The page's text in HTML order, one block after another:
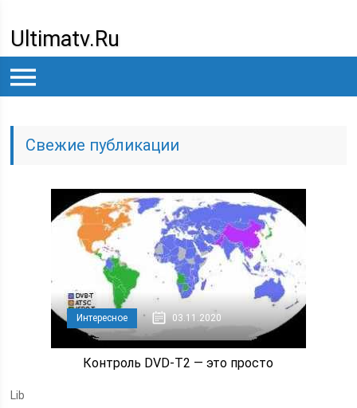
Ultimatv.ru
Свежие публикации
Интересное 03.11.2020
Контроль DVD-T2 — это просто
Lib